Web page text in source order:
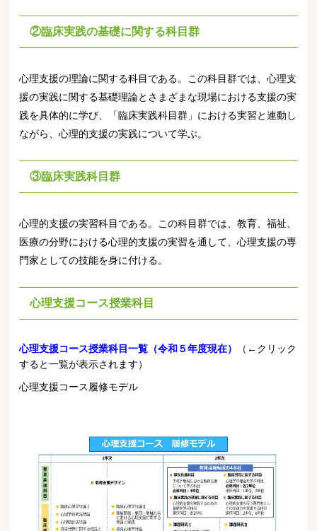
②臨床実践の基礎に関する科目群
心理支援の理論に関する科目である。この科目群では、心理支
援の実践に関する基礎理論とさまざまな現場における支援の実
践を具体的に学び、「臨床実践科目群」における実習と連動し
ながら、心理的支援の実践について学ぶ。
③臨床実践科目群
心理的支援の実習科目である。この科目群では、教育、福祉、
医療の分野における心理的支援の実習を通して、心理支援の専
門家としての技能を身に付ける。
心理支援コース授業科目
心理支援コース授業科目一覧（令和５年度現在）
（←クリック
すると一覧が表示されます）
心理支援コース履修モデル